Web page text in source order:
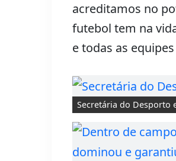
acreditamos no
futebol tem na
e todas as
Secretária do Desporto